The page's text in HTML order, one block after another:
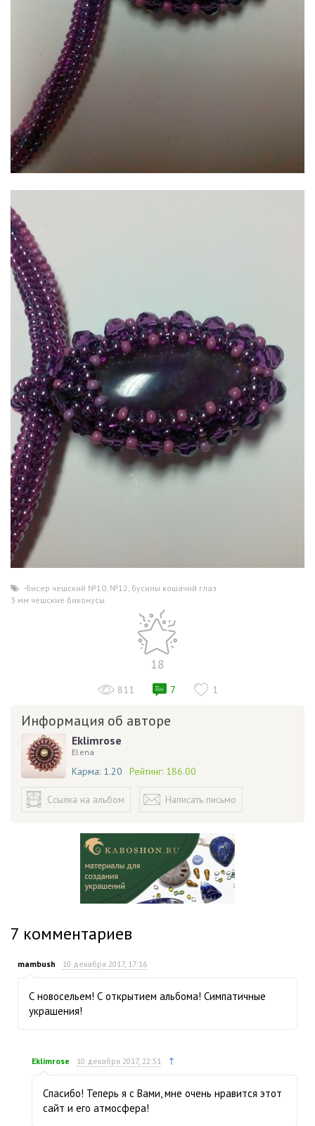
-бисер чешский №10, №12 , бусины кошачий глаз
3 мм чешские биконусы
18
811 7 1
Информация об авторе
Eklimrose
Elena
Карма: 1.20 Рейтинг: 186.00
Ссылка на альбом Написать письмо
7 комментариев
mambush 10 декабря 2017, 17:16
С новосельем! С открытием альбома! Симпатичные
украшения!
Eklimrose 10 декабря 2017, 22:51 ↑
Спасибо! Теперь я с Вами, мне очень нравится этот
сайт и его атмосфера!